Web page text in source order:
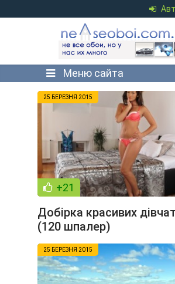
Меню сайта
25 БЕРЕЗНЯ 2015
+21
Добірка красивих
(120 шпалер)
25 БЕРЕЗНЯ 2015